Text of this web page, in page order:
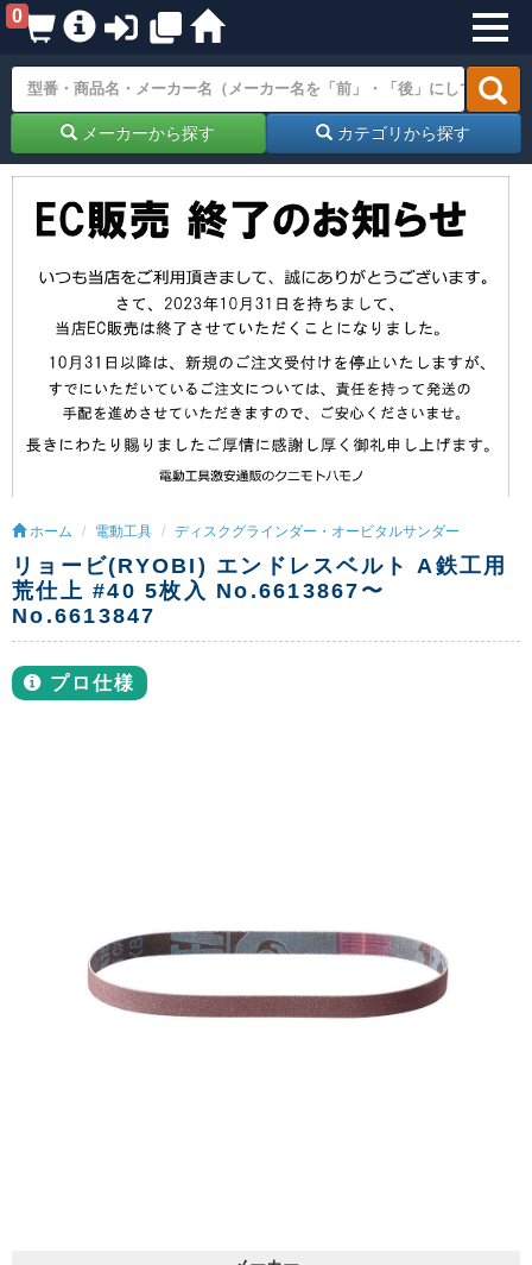
0
メーカーから探す カテゴリから探す
ホーム 電動工具 ディスクグラインダー・オービタルサンダー
リョービ(RYOBI) エンドレスベルト A鉄工用
荒仕上 #40 5枚入 No.6613867〜
No.6613847
プロ仕様